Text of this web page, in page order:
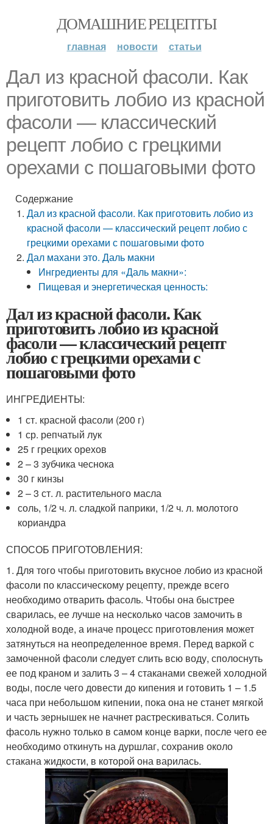
ДОМАШНИЕ РЕЦЕПТЫ
главная новости статьи
Дал из красной фасоли. Как
приготовить лобио из красной
фасоли — классический
рецепт лобио с грецкими
орехами с пошаговыми фото
Содержание
Дал из красной фасоли. Как приготовить лобио из
красной фасоли — классический рецепт лобио с
грецкими орехами с пошаговыми фото
Дал махани это. Даль макни
Ингредиенты для «Даль макни»:
Пищевая и энергетическая ценность:
Дал из красной фасоли. Как
приготовить лобио из красной
фасоли — классический рецепт
лобио с грецкими орехами с
пошаговыми фото
ИНГРЕДИЕНТЫ:
1 ст. красной фасоли (200 г)
1 ср. репчатый лук
25 г грецких орехов
2 – 3 зубчика чеснока
30 г кинзы
2 – 3 ст. л. растительного масла
соль, 1/2 ч. л. сладкой паприки, 1/2 ч. л. молотого
кориандра
СПОСОБ ПРИГОТОВЛЕНИЯ:
1. Для того чтобы приготовить вкусное лобио из красной
фасоли по классическому рецепту, прежде всего
необходимо отварить фасоль. Чтобы она быстрее
сварилась, ее лучше на несколько часов замочить в
холодной воде, а иначе процесс приготовления может
затянуться на неопределенное время. Перед варкой с
замоченной фасоли следует слить всю воду, сполоснуть
ее под краном и залить 3 – 4 стаканами свежей холодной
воды, после чего довести до кипения и готовить 1 – 1.5
часа при небольшом кипении, пока она не станет мягкой
и часть зернышек не начнет растрескиваться. Солить
фасоль нужно только в самом конце варки, после чего ее
необходимо откинуть на дуршлаг, сохранив около
стакана жидкости, в которой она варилась.